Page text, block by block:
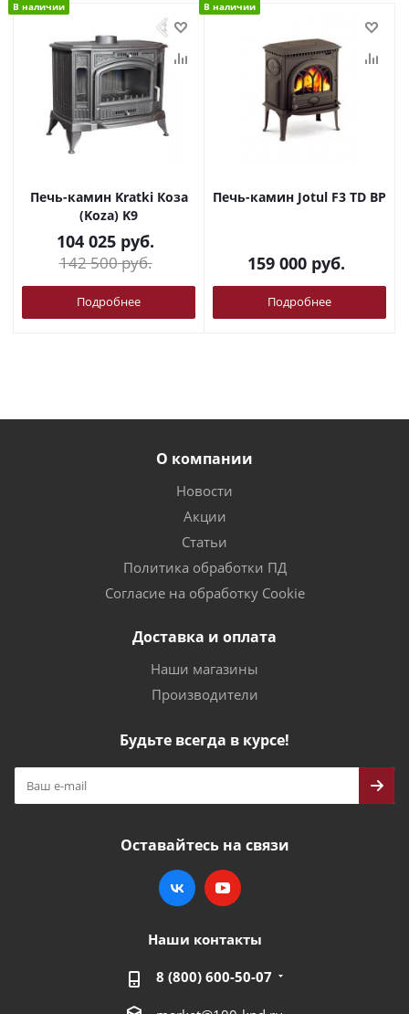
В наличии
Печь-камин Kratki Коза
(Koza) K9
104 025 руб.
142 500руб.
Подробнее
В наличии
Печь-камин Jotul F3 TD BP
159 000 руб.
Подробнее
О компании
Новости
Акции
Статьи
Политика обработки ПД
Согласие на обработку Cookie
Доставка и оплата
Наши магазины
Производители
Будьте всегда в курсе!
Оставайтесь на связи
Наши контакты
8 (800) 600-50-07